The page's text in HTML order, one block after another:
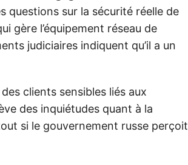
questions sur la sécurité réelle de
gère l’équipement réseau de
judiciaires indiquent qu’il a un
clients sensibles liés aux
des inquiétudes quant à la
si le gouvernement russe perçoit